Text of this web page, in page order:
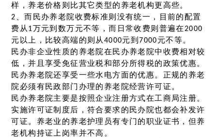
样，养老价格则比其它类型的养老机构更高些。
2、而民办养老院收费标准则没有统一，目前的配置
费从1万元到数万元不等，而日常收费则普遍在2000
元以上，比较高端的则从4000元到7000元不等。
民办非企业性质的养老院在民办养老院中收费相对较
低，并且享受免征营业税和部分所得税的政策优惠。
民办养老院还享受一些水电方面的优惠。正规的养老
院必须有民政部门办理的养老院经营许可证。
民办养老院主要是按照企业注册方式在工商局注册。
实施许可证制度后，符合要求的民办院也都会补发许
可证。养老业的养老护理员有专门的职业证书，但养
老机构持证上岗率并不高。